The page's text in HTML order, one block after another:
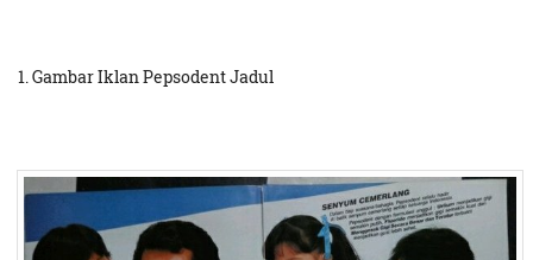
1. Gambar Iklan Pepsodent Jadul